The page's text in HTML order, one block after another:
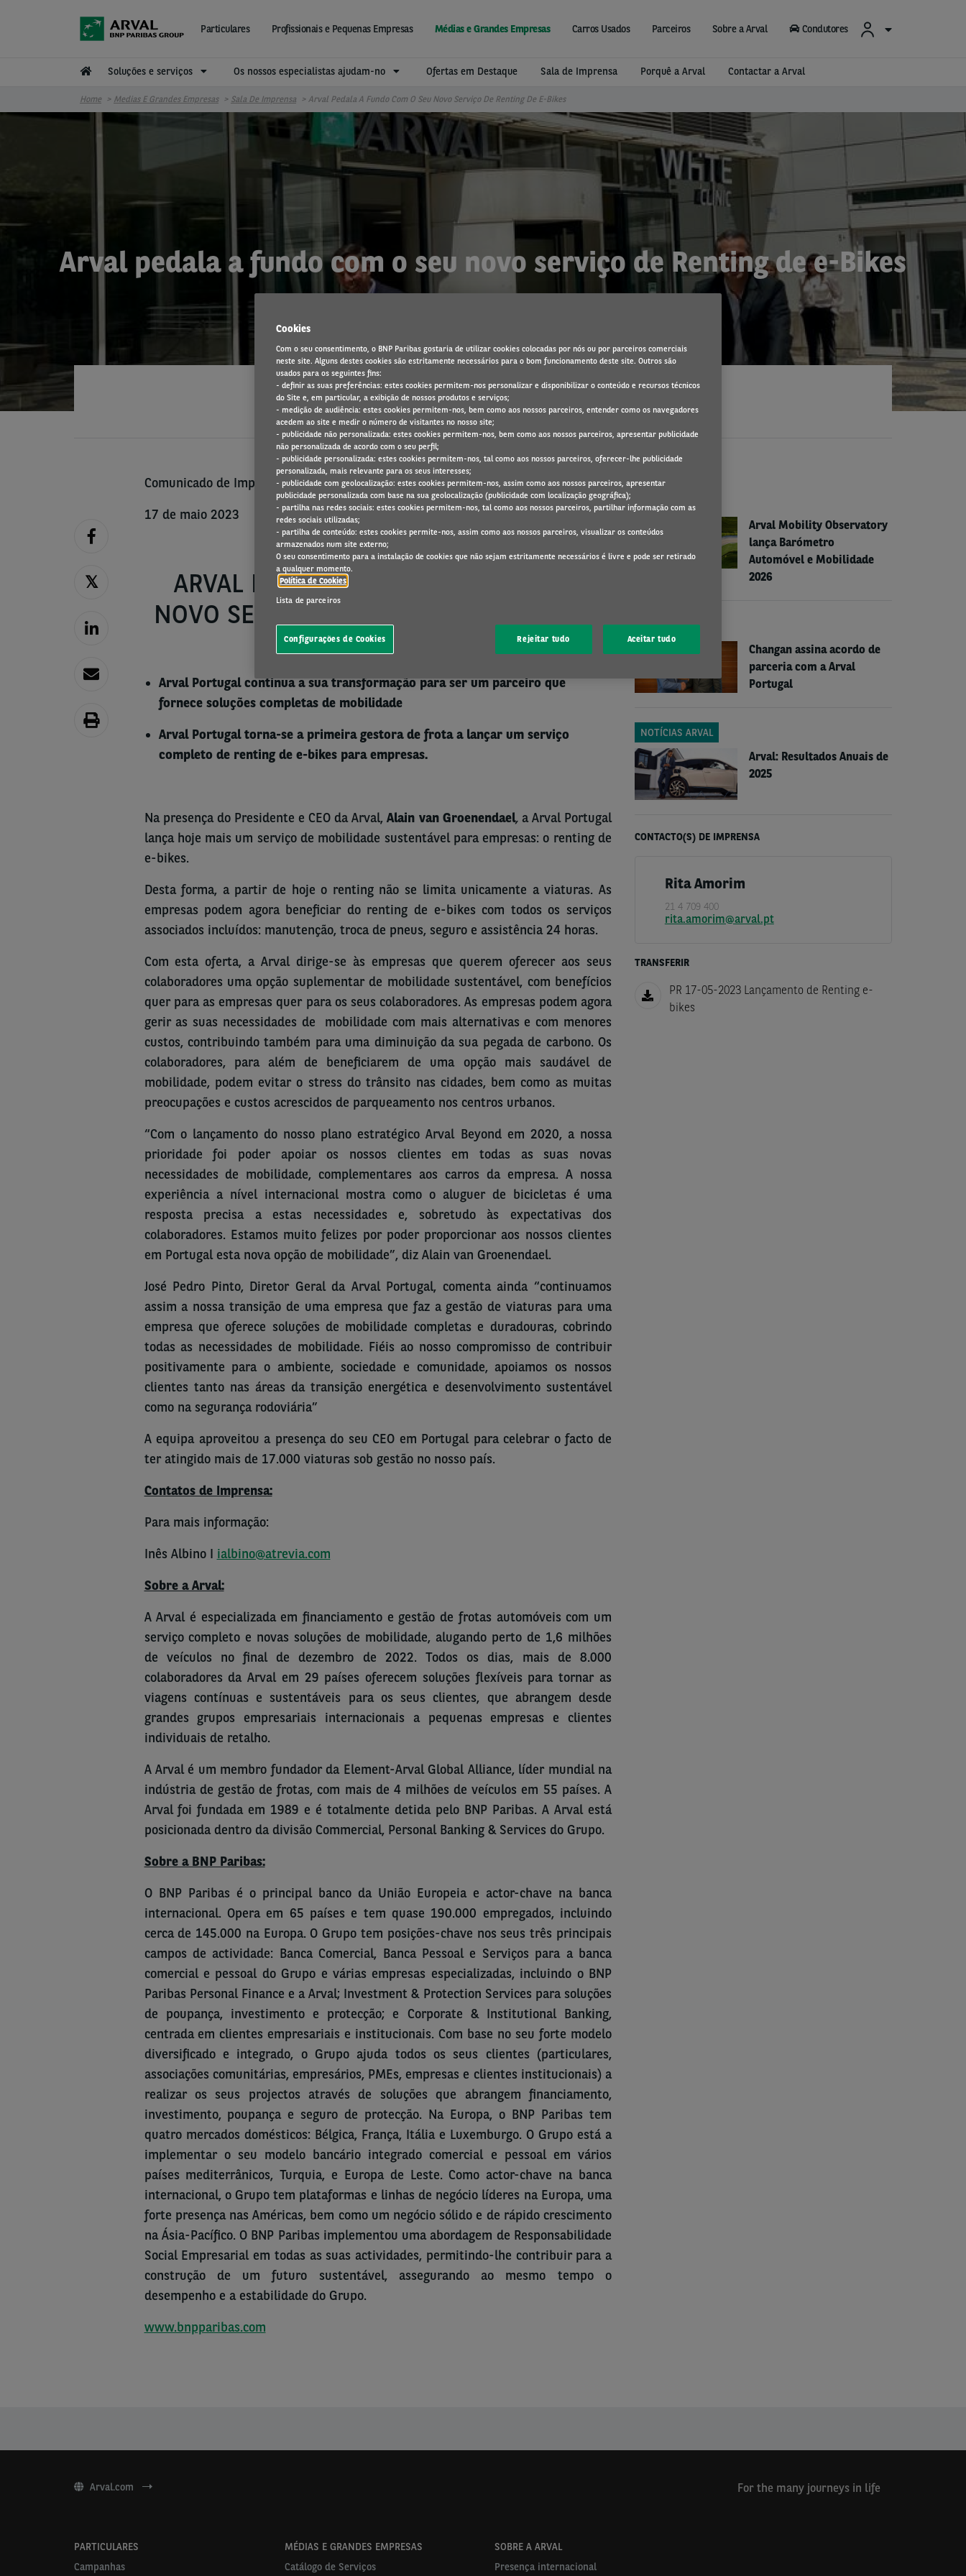
Particulares Profissionais e Pequenas Empresas Médias e Grandes Empresas Carros Usados Parceiros Sobre a Arval Condutores
Soluções e serviços Os nossos especialistas ajudam-no Ofertas em Destaque Sala de Imprensa Porquê a Arval Contactar a Arval
Home Medias E Grandes Empresas Sala De Imprensa Arval Pedala A Fundo Com O Seu Novo Serviço De Renting De E-Bikes
Arval pedala a fundo com o seu novo serviço de Renting de e-Bikes
NOTÍCIAS ARVAL 17 Maio 2023
Comunicado de Imprensa
17 de maio 2023
ARVAL PEDALA A FUNDO COM O SEU
NOVO SERVIÇO DE RENTING DE E-BIKES
Arval Portugal continua a sua transformação para ser um parceiro que
fornece soluções completas de mobilidade
Arval Portugal torna-se a primeira gestora de frota a lançar um serviço
completo de renting de e-bikes para empresas.
Na presença do Presidente e CEO da Arval,Alain van Groenendael,a Arval Portugal
lança hoje mais um serviço de mobilidade sustentável para empresas: o renting de
e-bikes.
Desta forma, a partir de hoje o renting não se limita unicamente a viaturas. As
empresas podem agora beneficiar do renting de e-bikes com todos os serviços
associados incluídos: manutenção, troca de pneus, seguro e assistência 24 horas.
Com esta oferta, a Arval dirige-se às empresas que querem oferecer aos seus
colaboradores uma opção suplementar de mobilidade sustentável, com benefícios
quer para as empresas quer para os seus colaboradores. As empresas podem agora
gerir as suas necessidades de mobilidade com mais alternativas e com menores
custos, contribuindo também para uma diminuição da sua pegada de carbono. Os
colaboradores, para além de beneficiarem de uma opção mais saudável de
mobilidade, podem evitar o stress do trânsito nas cidades, bem como as muitas
preocupações e custos acrescidos de parqueamento nos centros urbanos.
“Com o lançamento do nosso plano estratégico Arval Beyond em 2020, a nossa
prioridade foi poder apoiar os nossos clientes em todas as suas novas
necessidades de mobilidade, complementares aos carros da empresa. A nossa
experiência a nível internacional mostra como o aluguer de bicicletas é uma
resposta precisa a estas necessidades e, sobretudo às expectativas dos
colaboradores. Estamos muito felizes por poder proporcionar aos nossos clientes
em Portugal esta nova opção de mobilidade”, diz Alain van Groenendael.
José Pedro Pinto, Diretor Geral da Arval Portugal, comenta ainda “continuamos
assim a nossa transição de uma empresa que faz a gestão de viaturas para uma
empresa que oferece soluções de mobilidade completas e duradouras, cobrindo
todas as necessidades de mobilidade. Fiéis ao nosso compromisso de contribuir
positivamente para o ambiente, sociedade e comunidade, apoiamos os nossos
clientes tanto nas áreas da transição energética e desenvolvimento sustentável
como na segurança rodoviária”
A equipa aproveitou a presença do seu CEO em Portugal para celebrar o facto de
ter atingido mais de 17.000 viaturas sob gestão no nosso país.
Contatos de Imprensa:
Para mais informação:
Inês Albino I ialbino@atrevia.com
Sobre a Arval:
A Arval é especializada em financiamento e gestão de frotas automóveis com um
serviço completo e novas soluções de mobilidade, alugando perto de 1,6 milhões
de veículos no final de dezembro de 2022. Todos os dias, mais de 8.000
colaboradores da Arval em 29 países oferecem soluções flexíveis para tornar as
viagens contínuas e sustentáveis para os seus clientes, que abrangem desde
grandes grupos empresariais internacionais a pequenas empresas e clientes
individuais de retalho.
A Arval é um membro fundador da Element-Arval Global Alliance, líder mundial na
indústria de gestão de frotas, com mais de 4 milhões de veículos em 55 países. A
Arval foi fundada em 1989 e é totalmente detida pelo BNP Paribas. A Arval está
posicionada dentro da divisão Commercial, Personal Banking & Services do Grupo.
Sobre a BNP Paribas:
O BNP Paribas é o principal banco da União Europeia e actor-chave na banca
internacional. Opera em 65 países e tem quase 190.000 empregados, incluindo
cerca de 145.000 na Europa. O Grupo tem posições-chave nos seus três principais
campos de actividade: Banca Comercial, Banca Pessoal e Serviços para a banca
comercial e pessoal do Grupo e várias empresas especializadas, incluindo o BNP
Paribas Personal Finance e a Arval; Investment & Protection Services para soluções
de poupança, investimento e protecção; e Corporate & Institutional Banking,
centrada em clientes empresariais e institucionais. Com base no seu forte modelo
diversificado e integrado, o Grupo ajuda todos os seus clientes (particulares,
associações comunitárias, empresários, PMEs, empresas e clientes institucionais) a
realizar os seus projectos através de soluções que abrangem financiamento,
investimento, poupança e seguro de protecção. Na Europa, o BNP Paribas tem
quatro mercados domésticos: Bélgica, França, Itália e Luxemburgo. O Grupo está a
implementar o seu modelo bancário integrado comercial e pessoal em vários
países mediterrânicos, Turquia, e Europa de Leste. Como actor-chave na banca
internacional, o Grupo tem plataformas e linhas de negócio líderes na Europa, uma
forte presença nas Américas, bem como um negócio sólido e de rápido crescimento
na Ásia-Pacífico. O BNP Paribas implementou uma abordagem de Responsabilidade
Social Empresarial em todas as suas actividades, permitindo-lhe contribuir para a
construção de um futuro sustentável, assegurando ao mesmo tempo o
desempenho e a estabilidade do Grupo.
www.bnpparibas.com
Arval Mobility Observatory
lança Barómetro
Automóvel e Mobilidade
2026
NOTÍCIAS ARVAL
Changan assina acordo de
parceria com a Arval
Portugal
NOTÍCIAS ARVAL
Arval: Resultados Anuais de
2025
CONTACTO(S) DE IMPRENSA
Rita Amorim
21 4 709 400
rita.amorim@arval.pt
TRANSFERIR
PR 17-05-2023 Lançamento de Renting e-
bikes
Arval.com For the many journeys in life
PARTICULARES
Campanhas
MÉDIAS E GRANDES EMPRESAS
Catálogo de Serviços
SOBRE A ARVAL
Presença internacional
Cookies
Com o seu consentimento, o BNP Paribas gostaria de utilizar cookies colocadas por nós ou por parceiros comerciais
neste site. Alguns destes cookies são estritamente necessários para o bom funcionamento deste site. Outros são
usados para os seguintes fins:
- definir as suas preferências: estes cookies permitem-nos personalizar e disponibilizar o conteúdo e recursos técnicos
do Site e, em particular, a exibição de nossos produtos e serviços;
- medição de audiência: estes cookies permitem-nos, bem como aos nossos parceiros, entender como os navegadores
acedem ao site e medir o número de visitantes no nosso site;
- publicidade não personalizada: estes cookies permitem-nos, bem como aos nossos parceiros, apresentar publicidade
não personalizada de acordo com o seu perfil;
- publicidade personalizada: estes cookies permitem-nos, tal como aos nossos parceiros, oferecer-lhe publicidade
personalizada, mais relevante para os seus interesses;
- publicidade com geolocalização: estes cookies permitem-nos, assim como aos nossos parceiros, apresentar
publicidade personalizada com base na sua geolocalização (publicidade com localização geográfica);
- partilha nas redes sociais: estes cookies permitem-nos, tal como aos nossos parceiros, partilhar informação com as
redes sociais utilizadas;
- partilha de conteúdo: estes cookies permite-nos, assim como aos nossos parceiros, visualizar os conteúdos
armazenados num site externo;
O seu consentimento para a instalação de cookies que não sejam estritamente necessários é livre e pode ser retirado
a qualquer momento.
Política de Cookies
Lista de parceiros
Configurações de Cookies Rejeitar tudo Aceitar tudo